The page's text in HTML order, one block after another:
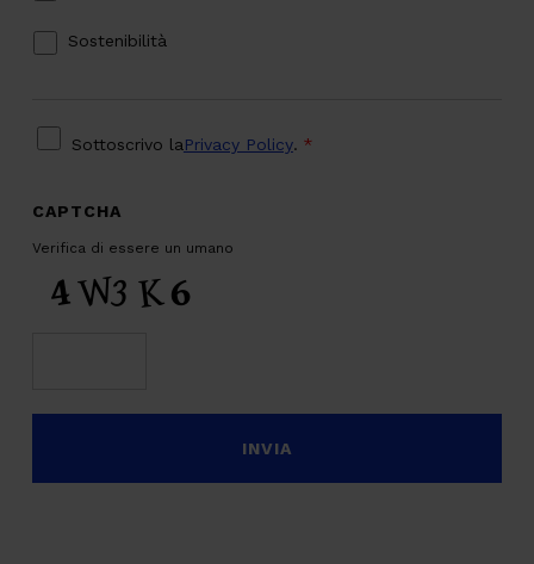
Sostenibilità
Sottoscrivo laPrivacy Policy. *
CAPTCHA
Verifica di essere un umano